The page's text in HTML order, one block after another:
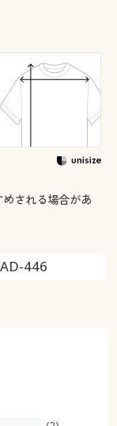
される場合があ
AD-446